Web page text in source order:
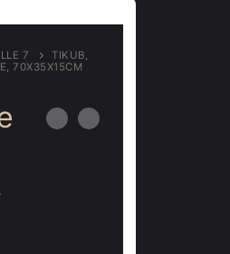
7
TIKUB,
70X35X15CM